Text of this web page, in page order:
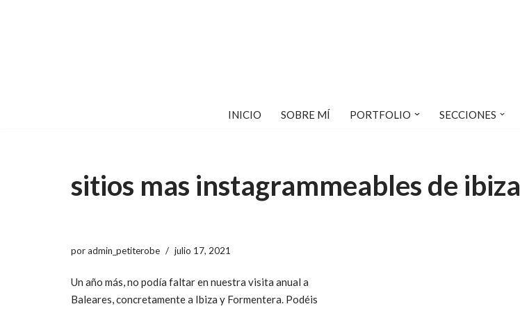
INICIO SOBRE MÍ PORTFOLIO SECCIONES
sitios mas instagrammeables de ibiza
poradmin_petiterobe julio 17, 2021
Un año más, no podía faltar en nuestra visita anual a
Baleares, concretamente a Ibiza y Formentera. Podéis